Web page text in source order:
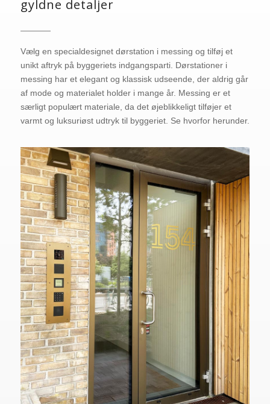
gyldne detaljer
Vælg en specialdesignet dørstation i messing og tilføj et
unikt aftryk på byggeriets indgangsparti. Dørstationer i
messing har et elegant og klassisk udseende, der aldrig går
af mode og materialet holder i mange år. Messing er et
særligt populært materiale, da det øjeblikkeligt tilføjer et
varmt og luksuriøst udtryk til byggeriet. Se hvorfor herunder.